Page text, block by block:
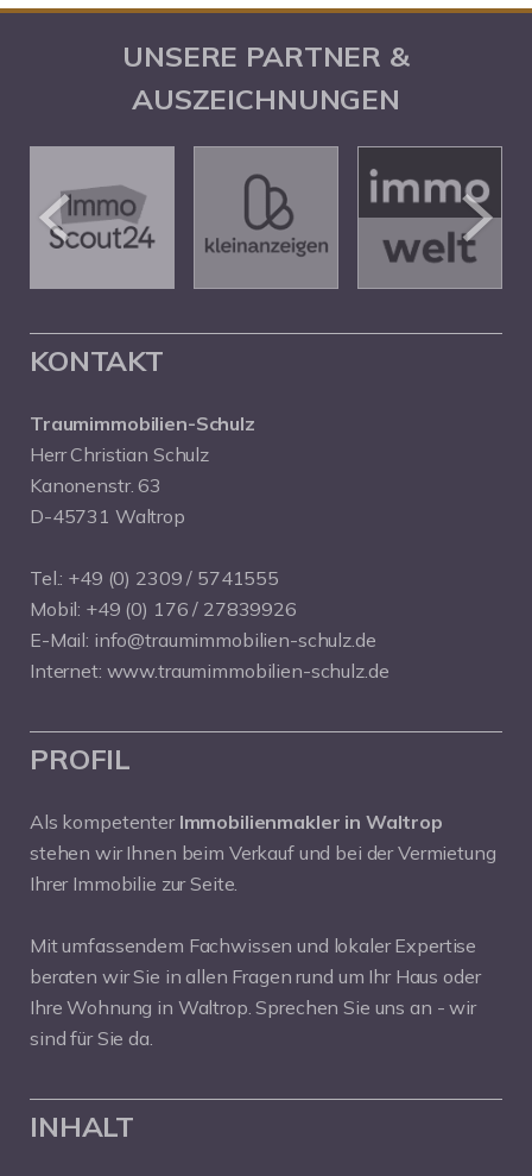
UNSERE PARTNER &
AUSZEICHNUNGEN
KONTAKT
Traumimmobilien-Schulz
Herr Christian Schulz
Kanonenstr. 63
D-45731 Waltrop
Tel.: +49 (0) 2309 / 5741555
Mobil: +49 (0) 176 / 27839926
E-Mail: info@traumimmobilien-schulz.de
Internet: www.traumimmobilien-schulz.de
PROFIL
Als kompetenter Immobilienmakler in Waltrop
stehen wir Ihnen beim Verkauf und bei der Vermietung
Ihrer Immobilie zur Seite.
Mit umfassendem Fachwissen und lokaler Expertise
beraten wir Sie in allen Fragen rund um Ihr Haus oder
Ihre Wohnung in Waltrop. Sprechen Sie uns an - wir
sind für Sie da.
INHALT